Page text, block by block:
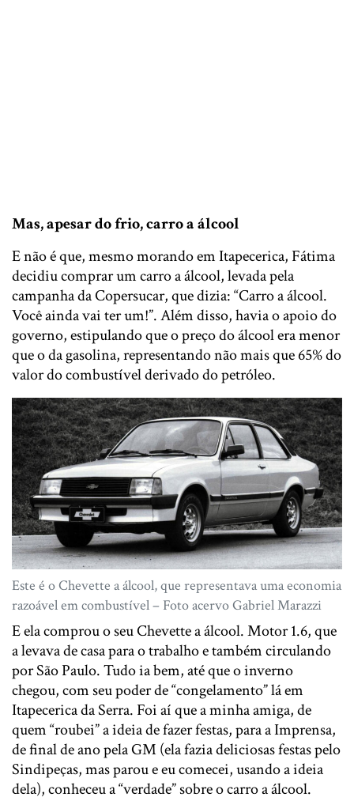
Mas, apesar do frio, carro a álcool
E não é que, mesmo morando em Itapecerica, Fátima
decidiu comprar um carro a álcool, levada pela
campanha da Copersucar, que dizia: “Carro a álcool.
Você ainda vai ter um​!”. Além disso, ​h​avia o apoio do
governo, ​estipulando que o preço do álcool era menor
que o da gasolina, representando não mais que 65% do
​v​alor do combustível derivado do petróleo.
Este é o Chevette a álcool, que representava uma economia
razoável em combustível – Foto acervo Gabriel Marazzi
E ela comprou ​o​ seu Chevette a álcool. Motor 1.6, que
a levava de casa para o trabalho e também circulando
por São Paulo. Tudo ia bem, até que o inverno
chegou, com seu poder de “congelamento” lá em
Itapecerica da Serra. Foi aí que a minha amiga, de
quem “roubei” a ideia de fazer festas, para a Imprensa,
de final de ano pela GM (ela fazia deliciosas festas pelo
Sindipeças, mas parou e eu comecei, usando a ideia
dela), conheceu a “verdade” sobre o carro a álcool.